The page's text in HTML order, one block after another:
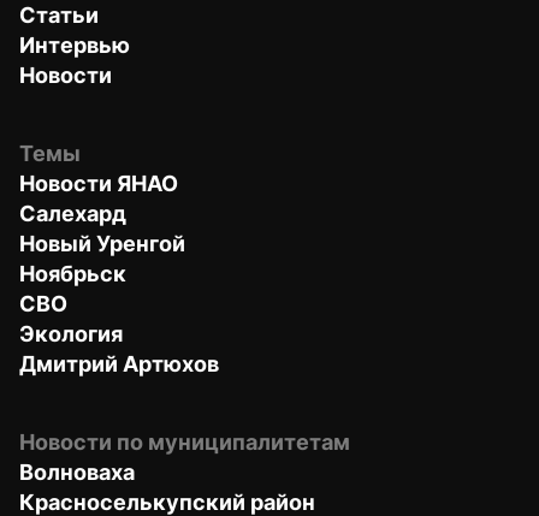
Статьи
Интервью
Новости
Темы
Новости ЯНАО
Салехард
Новый Уренгой
Ноябрьск
СВО
Экология
Дмитрий Артюхов
Новости по муниципалитетам
Волноваха
Красноселькупский район